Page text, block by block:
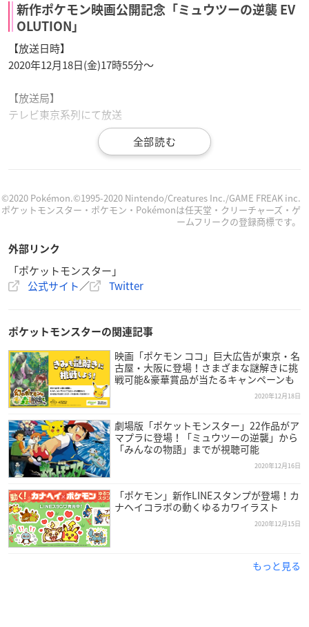
新作ポケモン映画公開記念「ミュウツーの逆襲 EV
OLUTION」
【放送日時】
2020年12月18日(金)17時55分～
【放送局】
テレビ東京系列にて放送
「劇場版ポケットモンスター ココ」公開記念 ココ
【配信日時】
12月18日(金)17時50分～
【配信媒体】
ポケモン映画公式Twitterにて配信
「劇場版 ポケットモンスター
開を記念して、本日12月18日（金）ゆうがた5時55分から
「ミュウツーの逆襲 EVOLUTION」が地上波初放送！
ぜひ観てね！https://t.co/Nt5rtgJJNB
#ミュウツーの逆襲EV
OLUTION#ポケモン映画
ks
— ポケモン公式ツイッター (@Pokemon_cojp)December
18, 2020
©2020 Pokémon.©1995-2020 Nintendo/Creatures Inc./GAME FREAK inc.
ポケットモンスター・ポケモン・Pokémonは任天堂・クリーチャーズ・ゲ
ームフリークの登録商標です。
外部リンク
「ポケットモンスター」
公式サイト／ Twitter
ポケットモンスターの関連記事
映画「ポケモン ココ」巨大広告が東京・名
古屋・大阪に登場！さまざまな謎解きに挑
戦可能&豪華賞品が当たるキャンペーンも
2020年12月18日
劇場版「ポケットモンスター」22作品がア
マプラに登場！「ミュウツーの逆襲」から
「みんなの物語」までが視聴可能
2020年12月16日
「ポケモン」新作LINEスタンプが登場！カ
ナヘイコラボの動くゆるカワイラスト
2020年12月15日
もっと見る